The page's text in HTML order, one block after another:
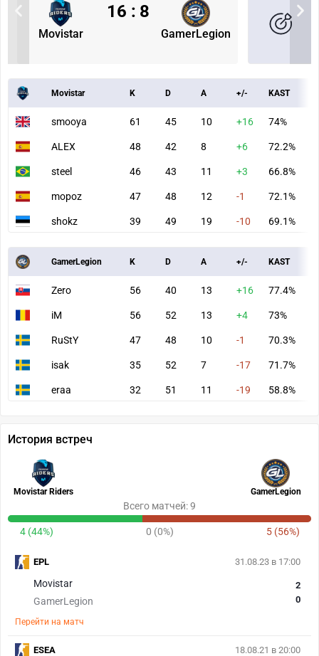
Movistar GamerLegion
16 : 8
Movistar K D A +/- KAST
smooya 61 45 10 +16 74%
ALEX 48 42 8 +6 72.2%
steel 46 43 11 +3 66.8%
mopoz 47 48 12 -1 72.1%
shokz 39 49 19 -10 69.1%
GamerLegion K D A +/- KAST
Zero 56 40 13 +16 77.4%
iM 56 52 13 +4 73%
RuStY 47 48 10 -1 70.3%
isak 35 52 7 -17 71.7%
eraa 32 51 11 -19 58.8%
История встреч
Movistar Riders GamerLegion
Всего матчей: 9
4 (44%) 0 (0%) 5 (56%)
31.08.23 в 17:00
Movistar
GamerLegion
2
0
Перейти на матч
EPL
18.08.21 в 20:00
ESEA